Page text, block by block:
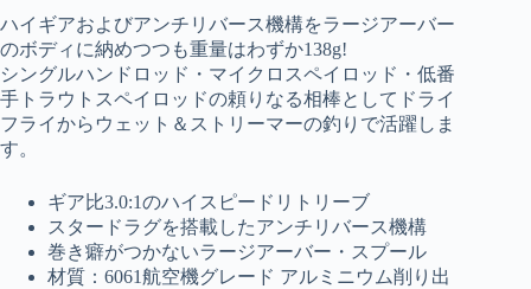
ハイギアおよびアンチリバース機構をラージアーバー
のボディに納めつつも重量はわずか138g!
シングルハンドロッド・マイクロスペイロッド・低番
手トラウトスペイロッドの頼りなる相棒としてドライ
フライからウェット＆ストリーマーの釣りで活躍しま
す。
ギア比3.0:1のハイスピードリトリーブ
スタードラグを搭載したアンチリバース機構
巻き癖がつかないラージアーバー・スプール
材質：6061航空機グレード アルミニウム削り出